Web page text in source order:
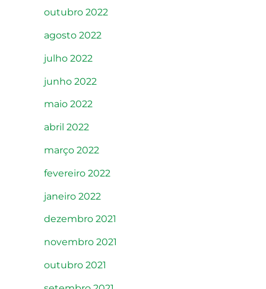
outubro 2022
agosto 2022
julho 2022
junho 2022
maio 2022
abril 2022
março 2022
fevereiro 2022
janeiro 2022
dezembro 2021
novembro 2021
outubro 2021